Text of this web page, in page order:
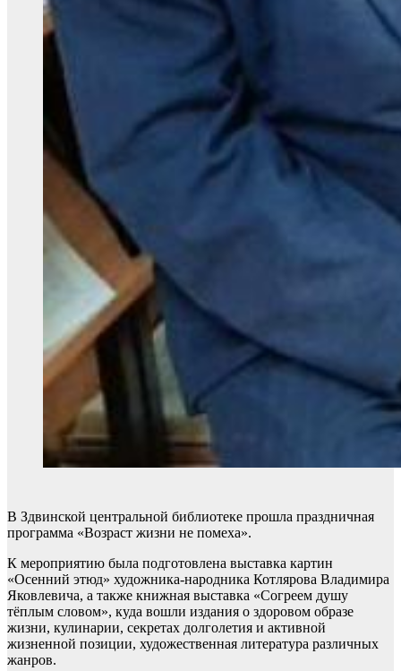
В Здвинской центральной библиотеке прошла праздничная
программа «Возраст жизни не помеха».
К мероприятию была подготовлена выставка картин
«Осенний этюд» художника-народника Котлярова Владимира
Яковлевича, а также книжная выставка «Согреем душу
тёплым словом», куда вошли издания о здоровом образе
жизни, кулинарии, секретах долголетия и активной
жизненной позиции, художественная литература различных
жанров.